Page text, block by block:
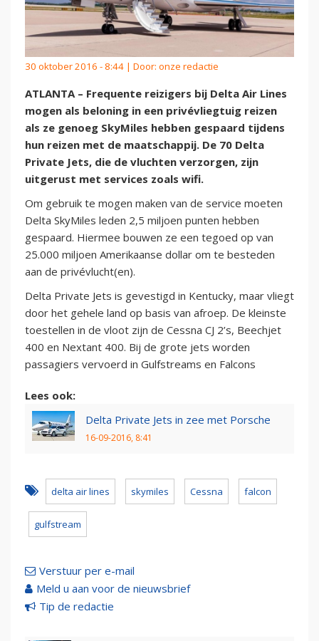
30 oktober 2016 - 8:44 | Door: onze redactie
ATLANTA – Frequente reizigers bij Delta Air Lines
mogen als beloning in een privévliegtuig reizen
als ze genoeg SkyMiles hebben gespaard tijdens
hun reizen met de maatschappij. De 70 Delta
Private Jets, die de vluchten verzorgen, zijn
uitgerust met services zoals wifi.
Om gebruik te mogen maken van de service moeten
Delta SkyMiles leden 2,5 miljoen punten hebben
gespaard. Hiermee bouwen ze een tegoed op van
25.000 miljoen Amerikaanse dollar om te besteden
aan de privévlucht(en).
Delta Private Jets is gevestigd in Kentucky, maar vliegt
door het gehele land op basis van afroep. De kleinste
toestellen in de vloot zijn de Cessna CJ 2’s, Beechjet
400 en Nextant 400. Bij de grote jets worden
passagiers vervoerd in Gulfstreams en Falcons
Lees ook:
Delta Private Jets in zee met Porsche
16-09-2016, 8:41
delta air lines skymiles Cessna falcon
gulfstream
Verstuur per e-mail
Meld u aan voor de nieuwsbrief
Tip de redactie